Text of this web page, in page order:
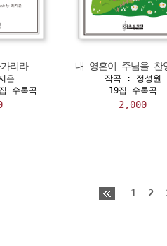
리라
은
수록곡
내 영혼이 주님을 찬
작곡 : 정성원
19집 수록곡
2,000
1 2